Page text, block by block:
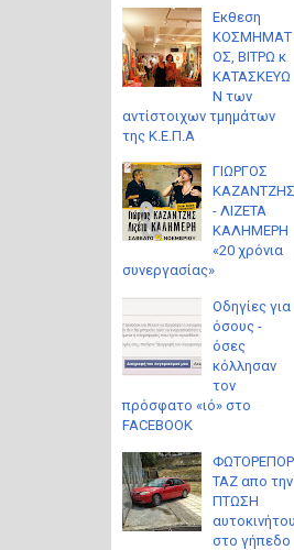
Eκθεση
ΚΟΣΜΗΜΑΤ
ΟΣ, ΒΙΤΡΩ κ
ΚΑΤΑΣΚΕΥΩ
Ν των
αντίστοιχων τμημάτων
της Κ.Ε.Π.Α
ΓΙΩΡΓΟΣ
ΚΑΖΑΝΤΖΗΣ
- ΛΙΖΕΤΑ
ΚΑΛΗΜΕΡΗ
«20 χρόνια
συνεργασίας»
Οδηγίες για
όσους -
όσες
κόλλησαν
τον
πρόσφατο «ιό» στο
FACEBOOK
ΦΩΤΟΡΕΠΟΡ
ΤΑΖ απο την
ΠΤΩΣΗ
αυτοκινήτου
στο γήπεδο